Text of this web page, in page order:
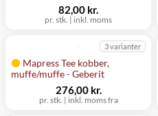
pr. stk. | inkl. moms
82,00 kr.
Mapress Tee kobber,
muffe/muffe - Geberit
3 varianter
pr. stk. | inkl. moms fra
276,00 kr.